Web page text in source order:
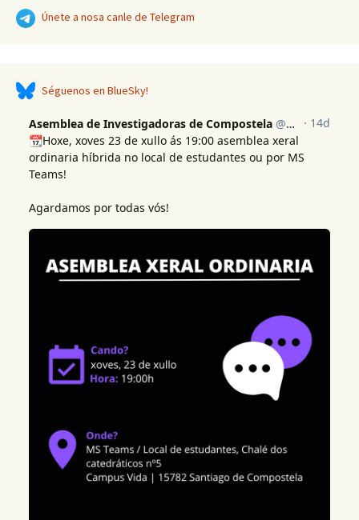
Únete a nosa canle de Telegram
Séguenos en BlueSky!